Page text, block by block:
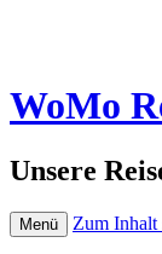
WoMo
Unsere
Menü Zum Inhalt